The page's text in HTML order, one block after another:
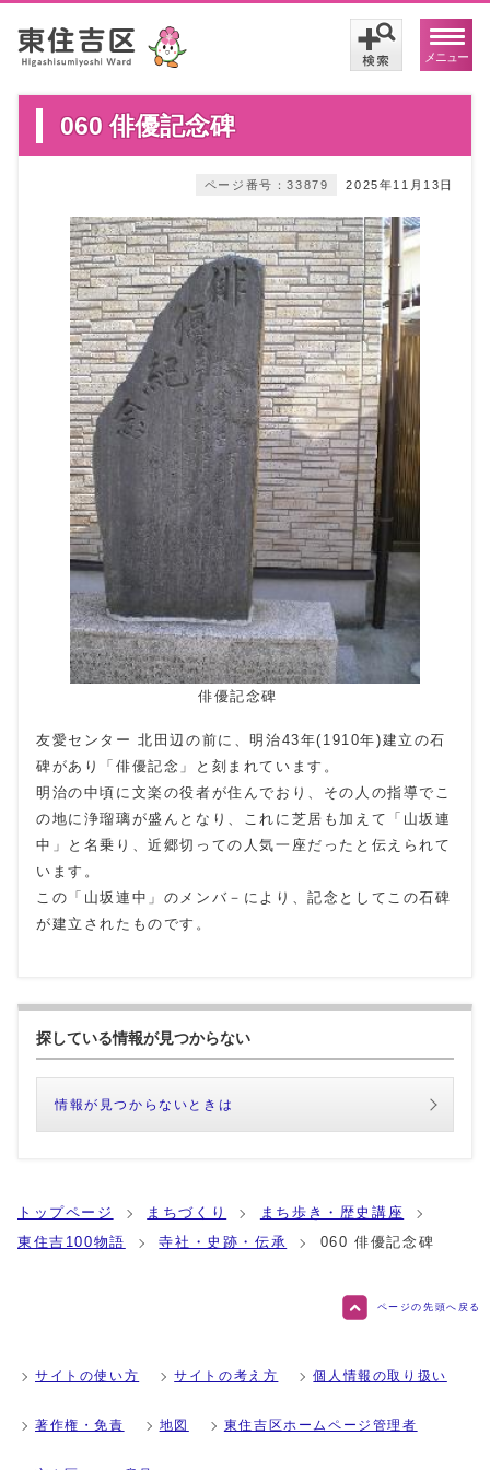
メニュー
060 俳優記念碑
2025年11月13日
ページ番号：33879
俳優記念碑
友愛センター 北田辺の前に、明治43年(1910年)建立の石
碑があり「俳優記念」と刻まれています。
明治の中頃に文楽の役者が住んでおり、その人の指導でこ
の地に浄瑠璃が盛んとなり、これに芝居も加えて「山坂連
中」と名乗り、近郷切っての人気一座だったと伝えられて
います。
この「山坂連中」のメンバ－により、記念としてこの石碑
が建立されたものです。
探している情報が見つからない
情報が見つからないときは
トップページ まちづくり
まち歩き・歴史講座
東住吉100物語
寺社・史跡・伝承 060 俳優記念碑
ページの先頭へ戻る
サイトの使い方 サイトの考え方 個人情報の取り扱い
著作権・免責 地図 東住吉区ホームページ管理者